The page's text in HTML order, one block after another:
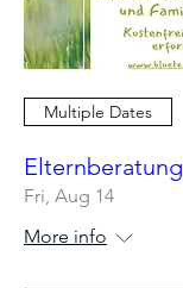
Multiple Dates
Elternberatung
Fri, Aug 14
More info